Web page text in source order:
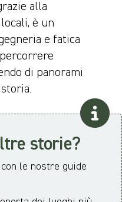
alla
è un
e fatica
di panorami
storie?
le nostre guide